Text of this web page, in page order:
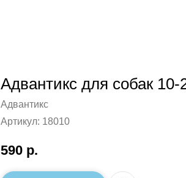
Адвантикс для собак 10-
Адвантикс
Артикул: 18010
590 р.